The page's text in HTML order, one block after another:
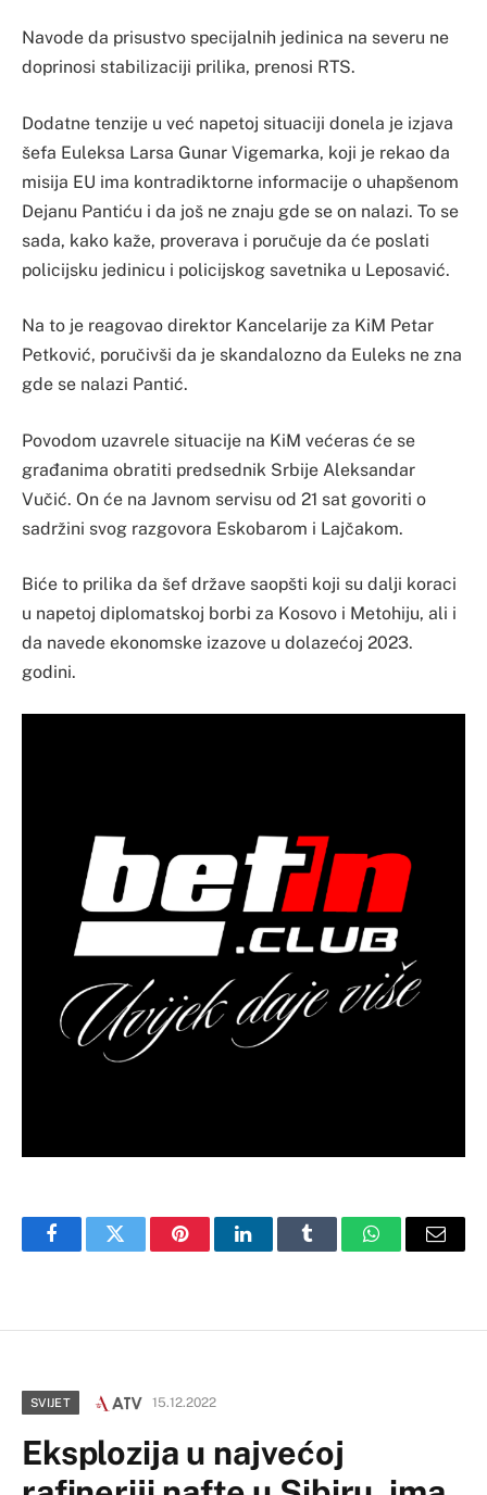
Navode da prisustvo specijalnih jedinica na severu ne
doprinosi stabilizaciji prilika, prenosi RTS.
Dodatne tenzije u već napetoj situaciji donela je izjava
šefa Euleksa Larsa Gunar Vigemarka, koji je rekao da
misija EU ima kontradiktorne informacije o uhapšenom
Dejanu Pantiću i da još ne znaju gde se on nalazi. To se
sada, kako kaže, proverava i poručuje da će poslati
policijsku jedinicu i policijskog savetnika u Leposavić.
Na to je reagovao direktor Kancelarije za KiM Petar
Petković, poručivši da je skandalozno da Euleks ne zna
gde se nalazi Pantić.
Povodom uzavrele situacije na KiM većeras će se
građanima obratiti predsednik Srbije Aleksandar
Vučić. On će na Javnom servisu od 21 sat govoriti o
sadržini svog razgovora Eskobarom i Lajčakom.
Biće to prilika da šef države saopšti koji su dalji koraci
u napetoj diplomatskoj borbi za Kosovo i Metohiju, ali i
da navede ekonomske izazove u dolazećoj 2023.
godini.
FacebookTwitter PinterestLinkedInTumblr WhatsAppEmail
SVIJET 15.12.2022
Eksplozija u najvećoj